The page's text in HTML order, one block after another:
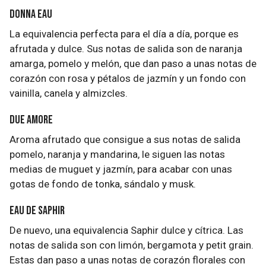
Donna Eau
La equivalencia perfecta para el día a día, porque es
afrutada y dulce. Sus notas de salida son de naranja
amarga, pomelo y melón, que dan paso a unas notas de
corazón con rosa y pétalos de jazmín y un fondo con
vainilla, canela y almizcles.
Due Amore
Aroma afrutado que consigue a sus notas de salida
pomelo, naranja y mandarina, le siguen las notas
medias de muguet y jazmín, para acabar con unas
gotas de fondo de tonka, sándalo y musk.
Eau de Saphir
De nuevo, una equivalencia Saphir dulce y cítrica. Las
notas de salida son con limón, bergamota y petit grain.
Estas dan paso a unas notas de corazón florales con